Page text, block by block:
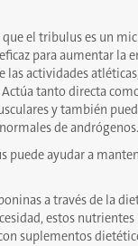
que el tribulus es un
para aumentar la
las actividades
tanto directa
y también
de andrógenos.
puede ayudar a
a través de la
estos nutrientes
suplementos